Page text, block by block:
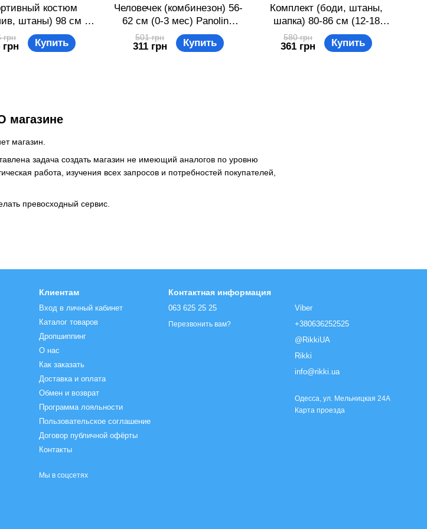
костюм
штаны) 98 см (3
Panolino PL16375
бирюзовый
грн
грн Купить
Человечек (комбинезон) 56-
62 см (0-3 мес) Panolino
PL16484 Бело-розовый
8691109832948
501 грн
311 грн Купить
Комплект (боди, штаны,
шапка) 80-86 см (12-18
мес) Panolino PL16472
Розовый 8691109832450
580 грн
361 грн Купить
магазине
магазин.
задача создать магазин не имеющий аналогов по уровню
работа, изучения всех запросов и потребностей покупателей,
превосходный сервис.
Клиентам
Вход в личный кабинет
Каталог товаров
Дропшиппинг
О нас
Как заказать
Доставка и оплата
Обмен и возврат
Программа лояльности
Пользовательское соглашение
Договор публичной офёрты
Контакты
Мы в соцсетях
Контактная информация
063 625 25 25
Перезвонить вам?
Viber
+380636252525
@RikkiUA
Rikki
info@rikki.ua
Одесса, ул. Мельницкая 24А
Карта проезда